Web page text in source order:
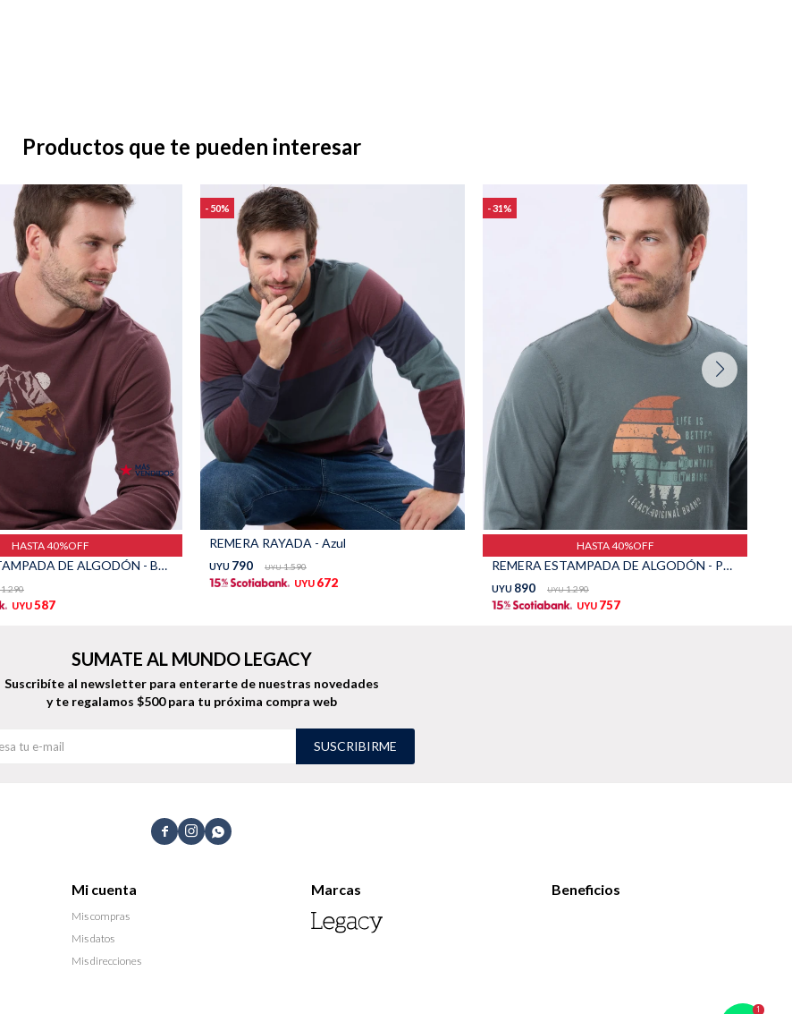
Productos que te pueden interesar
HASTA 40%OFF
REMERA ESTAMPADA DE ALGODÓN - BORDO
1.290
UYU587
50
REMERA RAYADA - Azul
UYU 790 UYU 1.590
UYU 672
31
HASTA 40%OFF
REMERA ESTAMPADA DE ALGODÓN - PETROLEO
UYU 890 UYU 1.290
UYU 757
  
Mi cuenta
Mis compras
Mis datos
Mis direcciones
Marcas Beneficios
SUMATE AL MUNDO LEGACY
Suscribíte al newsletter para enterarte de nuestras novedades
y te regalamos $500 para tu próxima compra web
SUSCRIBIRME